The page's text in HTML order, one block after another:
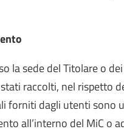
la sede del Titolare o
raccolti, nel rispetto
forniti dagli utenti sono
all’interno del MiC o